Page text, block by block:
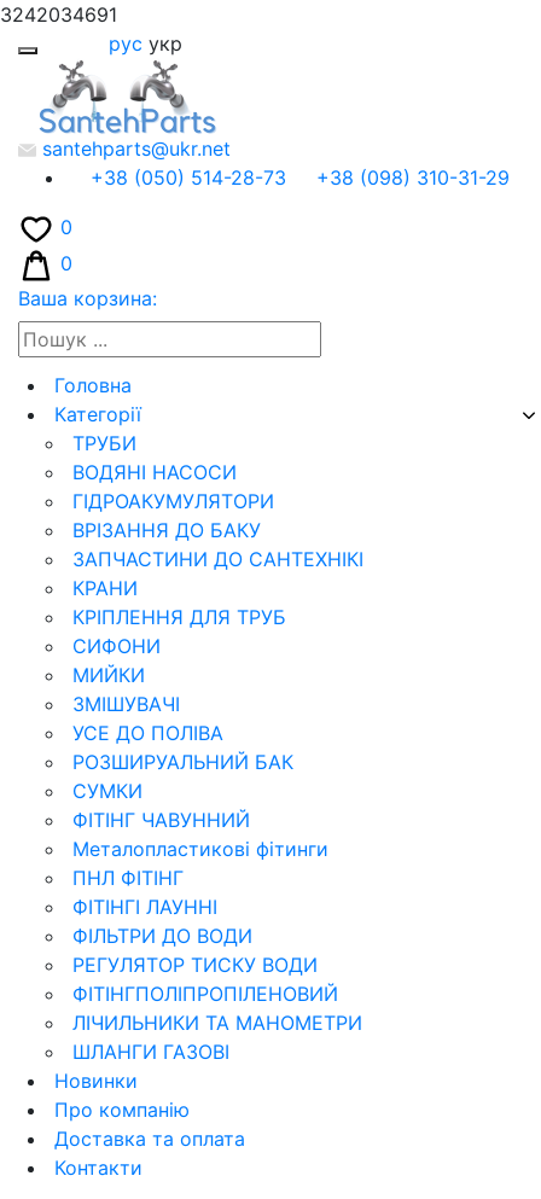
3242034691
рус укр
santehparts@ukr.net
+38 (050) 514-28-73
+38 (098) 310-31-29
0
0
Ваша корзина:
Головна
Категорії
ТРУБИ
ВОДЯНІ НАСОСИ
ГІДРОАКУМУЛЯТОРИ
ВРІЗАННЯ ДО БАКУ
ЗАПЧАСТИНИ ДО САНТЕХНІКІ
КРАНИ
КРІПЛЕННЯ ДЛЯ ТРУБ
СИФОНИ
МИЙКИ
ЗМІШУВАЧІ
УСЕ ДО ПОЛІВА
РОЗШИРУАЛЬНИЙ БАК
СУМКИ
ФІТІНГ ЧАВУННИЙ
Металопластикові фітинги
ПНЛ ФІТІНГ
ФІТІНГІ ЛАУННІ
ФІЛЬТРИ ДО ВОДИ
РЕГУЛЯТОР ТИСКУ ВОДИ
ФІТІНГПОЛІПРОПІЛЕНОВИЙ
ЛІЧИЛЬНИКИ ТА МАНОМЕТРИ
ШЛАНГИ ГАЗОВІ
Новинки
Про компанію
Доставка та оплата
Контакти